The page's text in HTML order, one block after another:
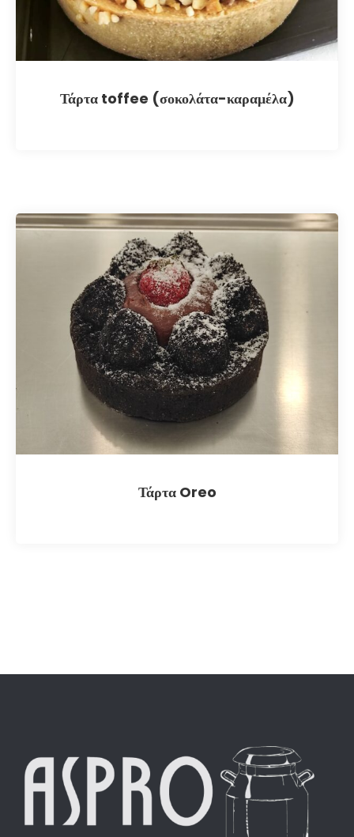
Τάρτα toffee (σοκολάτα-καραμέλα)
Τάρτα Oreo